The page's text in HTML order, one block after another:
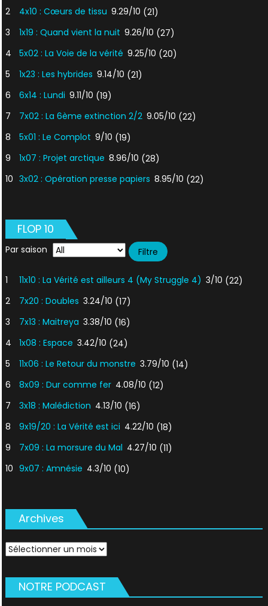
2 4x10 : Cœurs de tissu 9.29/10 (21)
3
1x19 : Quand vient la nuit 9.26/10 (27)
4
5x02 : La Voie de la vérité 9.25/10 (20)
5
1x23 : Les hybrides 9.14/10 (21)
6
6x14 : Lundi 9.11/10 (19)
7
7x02 : La 6ème extinction 2/2 9.05/10 (22)
8
5x01 : Le Complot 9/10 (19)
9
1x07 : Projet arctique 8.96/10 (28)
10 3x02 : Opération presse papiers 8.95/10 (22)
FLOP 10
Par saison
1 11x10 : La Vérité est ailleurs 4 (My Struggle 4) 3/10 (22)
2
7x20 : Doubles 3.24/10 (17)
3
7x13 : Maitreya 3.38/10 (16)
4
1x08 : Espace 3.42/10 (24)
5
11x06 : Le Retour du monstre 3.79/10 (14)
6
8x09 : Dur comme fer 4.08/10 (12)
7
3x18 : Malédiction 4.13/10 (16)
8
9x19/20 : La Vérité est ici 4.22/10 (18)
9
7x09 : La morsure du Mal 4.27/10 (11)
10 9x07 : Amnésie 4.3/10 (10)
Archives
Archives
NOTRE PODCAST